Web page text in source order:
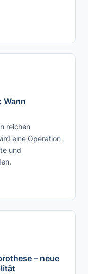
Wann
reichen
eine Operation
und
– neue